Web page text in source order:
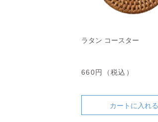
ラタン コースター
660円（税込）
カートに入れる